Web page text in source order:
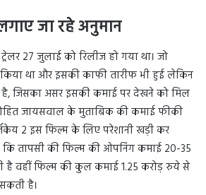
जा रहे अनुमान
27 जुलाई को रिलीज हो गया था। जो
था और इसकी काफी तारीफ भी हुई लेकिन
है, जिसका असर इसकी कमाई पर देखने को मिल
जायसवाल के मुताबिक की कमाई फीकी
2 इस फिल्म के लिए परेशानी खड़ी कर
कि तापसी की फिल्म की ओपनिंग कमाई 20-35
वहीं फिल्म की कुल कमाई 1.25 करोड़ रुये से
है।